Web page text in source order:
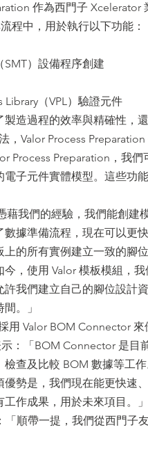
作為西門子
程中，用於執行以下功能：
SMT）設備程序創建
Library（VPL）驗證元件
造過程的效率與精確性，
，Valor Process
Process Preparation，我
子元件實體模型。這些功
藉我們的經驗，我們能創建
數據準備流程，現在可以更
的所有實例建立一致的腳位
，使用 Valor 模板模組，
許我們建立自己的腳位設計
。」
用 Valor BOM Connector
：「BOM Connector 是
查及比較 BOM 數據等工作
勢是，我們現在能更快速
作成果，用於未來項目。」
順帶一提，我們從西門子